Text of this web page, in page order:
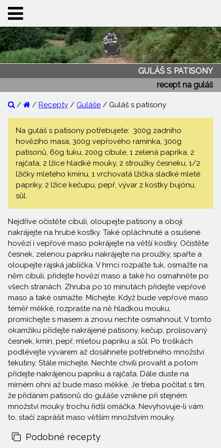
GULÁŠ S PATISONY
recept na guláš
/ / Recepty / Guláše / Guláš s patisony
Na guláš s patisony potřebujete: 300g zadního
hovězího masa, 300g vepřového ramínka, 300g
patisonů, 60g tuku, 200g cibule, 1 zelená paprika, 2
rajčata, 2 lžíce hladké mouky, 2 stroužky česneku, 1/2
lžičky mletého kmínu, 1 vrchovatá lžička sladké mleté
papriky, 2 lžíce kečupu, pepř, vývar z kostky bujónu,
sůl.
Nejdříve očistěte cibuli, oloupejte patisony a obojí
nakrájejte na hrubé kostky. Také opláchnuté a osušené
hovězí i vepřové maso pokrájejte na větší kostky. Očistěte
česnek, zelenou papriku nakrájejte na proužky, spařte a
oloupejte rajská jablíčka. V hrnci rozpalte tuk, osmažte na
něm cibuli, přidejte hovězí maso a také ho osmahněte po
všech stranách. Zhruba po 10 minutách přidejte vepřové
maso a také osmažte. Míchejte. Když bude vepřové maso
téměř měkké, rozprašte na ně hladkou mouku,
promíchejte s masem a znovu nechte osmahnout. V tomto
okamžiku přidejte nakrájené patisony, kečup, prolisovaný
česnek, kmín, pepř, mletou papriku a sůl. Po troškách
podlévejte vývarem až dosáhnete potřebného množství
tekutiny. Stále míchejte. Nechte chvíli provařit a potom
přidejte nakrájenou papriku a rajčata. Dále duste na
mírném ohni až bude maso měkké. Je třeba počítat s tím,
že přidáním patisonů do guláše vznikne při stejném
množství mouky trochu řidší omáčka. Nevyhovuje-li vám
to, stačí zaprášit maso větším množstvím mouky.
Podobné recepty